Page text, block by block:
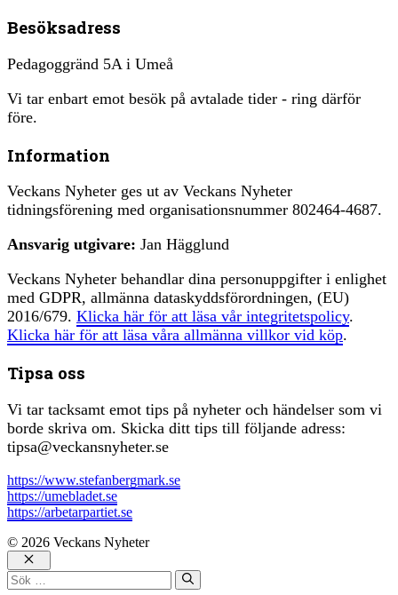
Besöksadress
Pedagoggränd 5A i Umeå
Vi tar enbart emot besök på avtalade tider - ring därför
före.
Information
Veckans Nyheter ges ut av Veckans Nyheter
tidningsförening med organisationsnummer 802464-4687.
Ansvarig utgivare: Jan Hägglund
Veckans Nyheter behandlar dina personuppgifter i enlighet
med GDPR, allmänna dataskyddsförordningen, (EU)
2016/679. Klicka här för att läsa vår integritetspolicy.
Klicka här för att läsa våra allmänna villkor vid köp.
Tipsa oss
Vi tar tacksamt emot tips på nyheter och händelser som vi
borde skriva om. Skicka ditt tips till följande adress:
tipsa@veckansnyheter.se
https://www.stefanbergmark.se
https://umebladet.se
https://arbetarpartiet.se
© 2026 Veckans Nyheter
Stäng
Sök